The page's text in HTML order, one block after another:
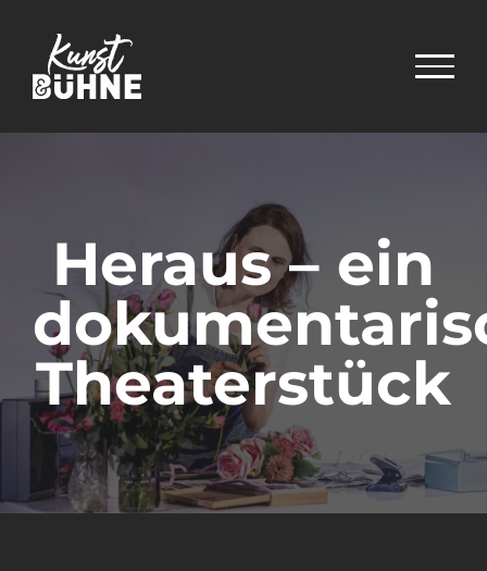
springen
Heraus – ein
Theaterstück